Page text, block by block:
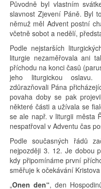
Původně byl vlastním
slavnost Zjevení Páně. Byl
němuž měl Advent postní
včetně sobot a nedělí,
Podle nejstarších
liturgie nezaměřovala ani
příchodu na konci časů
jeho liturgickou oslavu.
zdůrazňovali Pána
povaha doby se pak
některé části a užívala se
se ale např. v liturgii města
nespatřoval v Adventu čas
Podle současných řádů
nejpozději 3. 12. Je dobou
kdy připomínáme první
směřuje k očekávání
„Onen den“, den